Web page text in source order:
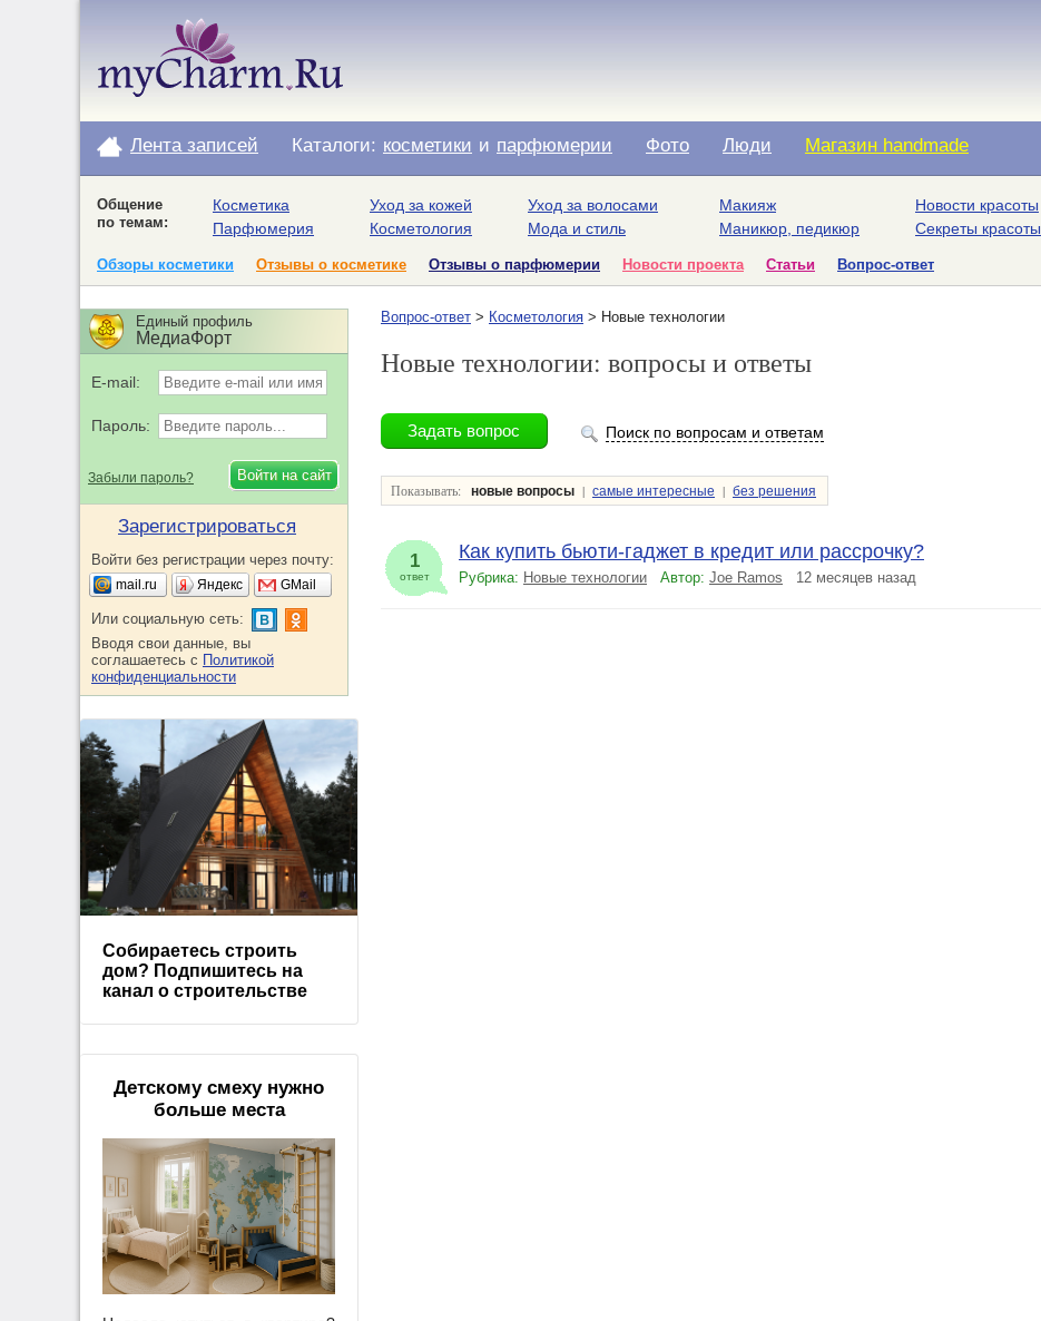
Лента записей Каталоги: косметики и парфюмерии Фото Люди Магазин handmade
Общение
по темам:
Косметика
Парфюмерия
Уход за кожей
Косметология
Уход за волосами
Мода и стиль
Макияж
Маникюр, педикюр
Новости красоты
Секреты красоты
Обзоры косметики Отзывы о косметике Отзывы о парфюмерии Новости проекта Статьи Вопрос-ответ
Вопрос-ответ > Косметология > Новые технологии
Новые технологии: вопросы и ответы
Поиск по вопросам и ответам
Показывать: новые вопросы | самые интересные | без решения
1
ответ
Как купить бьюти-гаджет в кредит или рассрочку?
Рубрика: Новые технологии Автор: Joe Ramos 12 месяцев назад
Единый профиль
МедиаФорт
E-mail:
Пароль:
Забыли пароль?
Зарегистрироваться
Войти без регистрации через почту:
mail.ru Яндекс GMail
Или социальную сеть:
Вводя свои данные, вы
соглашаетесь с Политикой
конфиденциальности
Собираетесь строить
дом? Подпишитесь на
канал о строительстве
Детскому смеху нужно
больше места